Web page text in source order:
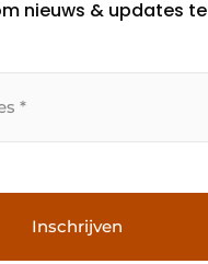
nieuws & updates te